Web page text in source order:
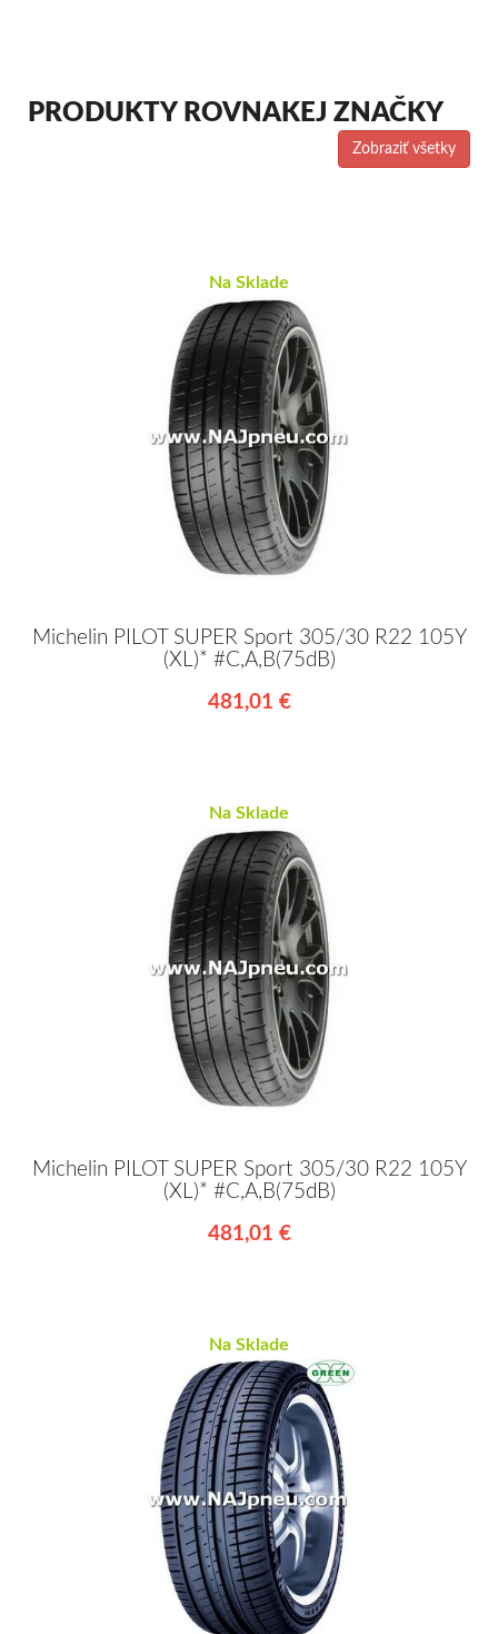
PRODUKTY ROVNAKEJ ZNAČKY
Zobraziť všetky
Na Sklade
Michelin PILOT SUPER Sport 305/30 R22 105Y
(XL)* #C,A,B(75dB)
481,01 €
Na Sklade
Michelin PILOT SUPER Sport 305/30 R22 105Y
(XL)* #C,A,B(75dB)
481,01 €
Na Sklade